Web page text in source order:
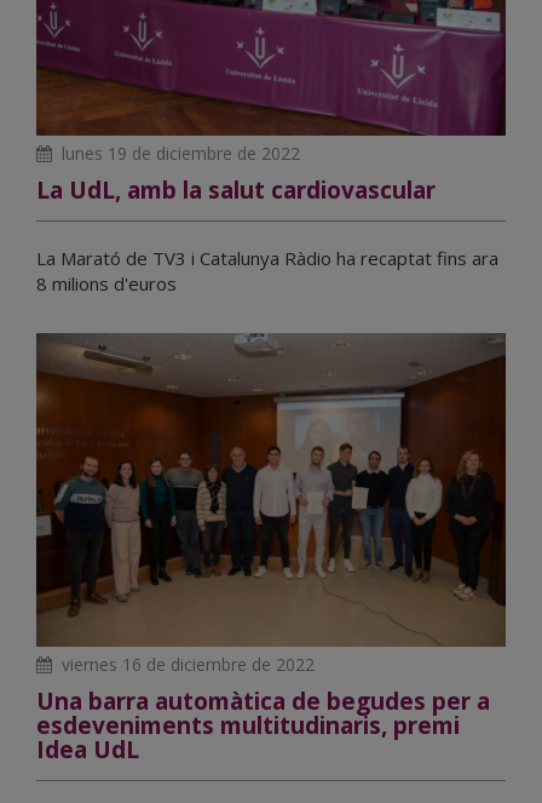
lunes 19 de diciembre de 2022
La UdL, amb la salut cardiovascular
La Marató de TV3 i Catalunya Ràdio ha recaptat fins ara
8 milions d'euros
viernes 16 de diciembre de 2022
Una barra automàtica de begudes per a
esdeveniments multitudinaris, premi
Idea UdL